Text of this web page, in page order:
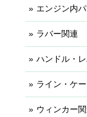
エンジン内
ラバー関連
ハンドル・
ライン・ケ
ウィンカー